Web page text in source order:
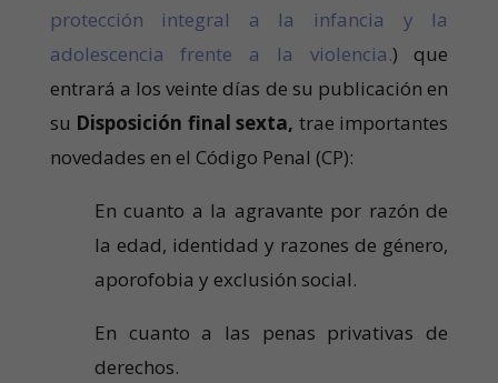
protección integral a la infancia y la
adolescencia frente a la violencia.) que
entrará a los veinte días de su publicación en
su Disposición final sexta, trae importantes
novedades en el Código Penal (CP):
En cuanto a la agravante por razón de
la edad, identidad y razones de género,
aporofobia y exclusión social.
En cuanto a las penas privativas de
derechos.